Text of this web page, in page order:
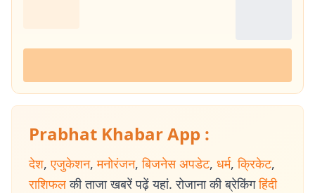
Prabhat Khabar App :
देश, एजुकेशन, मनोरंजन, बिजनेस अपडेट, धर्म, क्रिकेट,
राशिफल की ताजा खबरें पढ़ें यहां. रोजाना की ब्रेकिंग हिंदी